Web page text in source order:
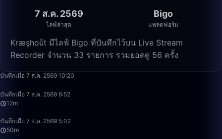
7 ส.ค. 2569
ไลฟ์ล่าสุด
Bigo
แพลตฟอร์ม
Kræşhoůt มีไลฟ์ Bigo ที่บันทึกไว้บน Live Stream
Recorder จำนวน 33 รายการ รวมยอดดู 56 ครั้ง
บันทึกเมื่อ 7 ส.ค. 2569 10:20
บันทึกเมื่อ 7 ส.ค. 2569 6:52
12m
บันทึกเมื่อ 7 ส.ค. 2569 5:02
50m